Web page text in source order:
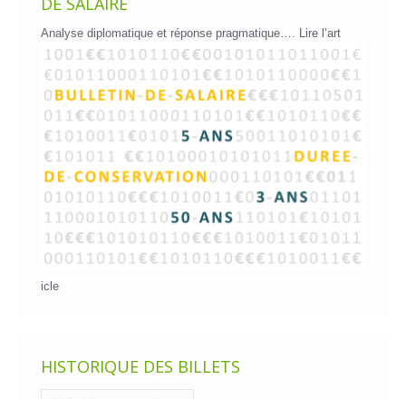
Analyse diplomatique et réponse pragmatique…. Lire l’art
icle
HISTORIQUE DES BILLETS